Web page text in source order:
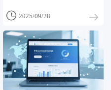
 2025/09/28